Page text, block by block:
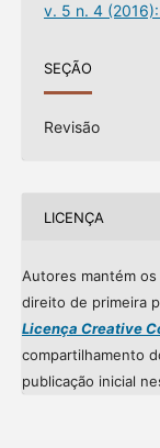
v. 5 n. 4 (2016):
SEÇÃO
Revisão
LICENÇA
Autores mantém os
direito de primeira
Licença Creative
compartilhamento
publicação inicial